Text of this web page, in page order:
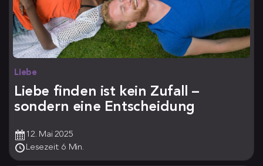
Liebe
Liebe finden ist kein Zufall –
sondern eine Entscheidung
12. Mai 2025
Lesezeit: 6 Min.